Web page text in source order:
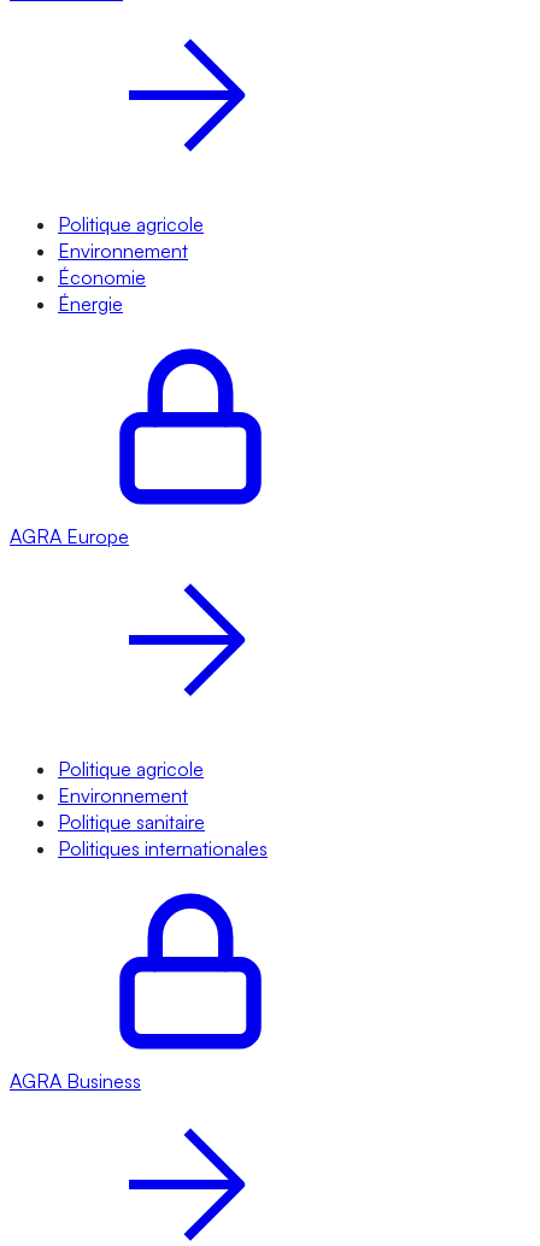
Politique agricole
Environnement
Économie
Énergie
AGRA Europe
Politique agricole
Environnement
Politique sanitaire
Politiques internationales
AGRA Business